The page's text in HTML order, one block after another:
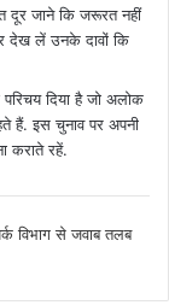
दूर जाने कि जरूरत नहीं
देख लें उनके दावों कि
दिया है जो अलोक
हैं. इस चुनाव पर अपनी
कराते रहें.
विभाग से जवाब तलब